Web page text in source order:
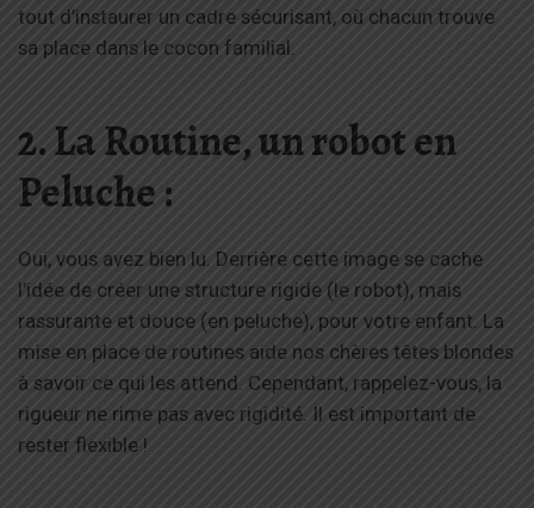
tout d’instaurer un cadre sécurisant, où chacun trouve
sa place dans le cocon familial.
2. La Routine, un robot en
Peluche :
Oui, vous avez bien lu. Derrière cette image se cache
l’idée de créer une structure rigide (le robot), mais
rassurante et douce (en peluche), pour votre enfant. La
mise en place de routines aide nos chères têtes blondes
à savoir ce qui les attend. Cependant, rappelez-vous, la
rigueur ne rime pas avec rigidité. Il est important de
rester flexible !